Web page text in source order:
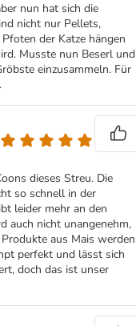
nun hat sich die
nicht nur Pellets,
der Katze hängen
Musste nun Beserl und
einzusammeln. Für
dieses Streu. Die
so schnell in der
leider mehr an den
auch nicht unangenehm,
aus Mais werden
perfekt und lässt sich
doch das ist unser